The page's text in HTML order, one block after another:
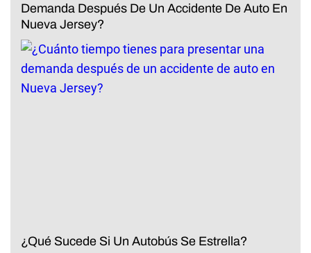
Demanda Después De Un Accidente De Auto En
Nueva Jersey?
¿Qué Sucede Si Un Autobús Se Estrella?